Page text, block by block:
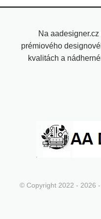
Na
prémiového
kvalitách a
© Copyright 2022 - 2026